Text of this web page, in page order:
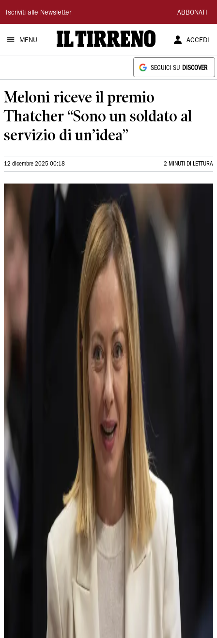
Il
Tirreno
Iscriviti alle Newsletter ABBONATI
MENU ACCEDI
SEGUICI SU DISCOVER
Meloni riceve il premio
Thatcher “Sono un soldato al
servizio di un’idea”
12 dicembre 2025 00:18 2 MINUTI DI LETTURA